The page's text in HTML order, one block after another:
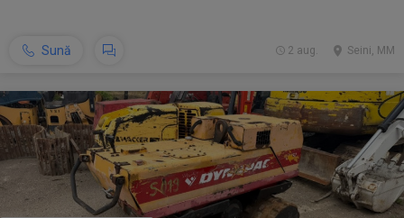
Sună Seini, MM
2 aug.